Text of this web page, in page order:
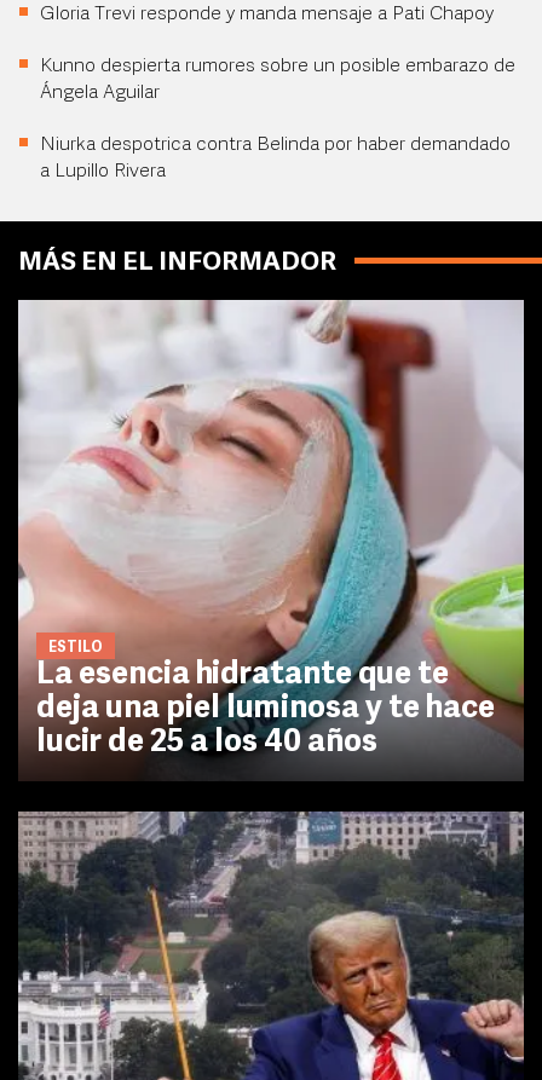
Gloria Trevi responde y manda mensaje a Pati Chapoy
Kunno despierta rumores sobre un posible embarazo de
Ángela Aguilar
Niurka despotrica contra Belinda por haber demandado
a Lupillo Rivera
MÁS EN EL INFORMADOR
ESTILO
La esencia hidratante que te
deja una piel luminosa y te hace
lucir de 25 a los 40 años